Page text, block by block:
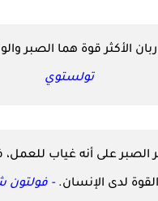
الأكثر قوة هما الصبر
تولستوي
الصبر على أنه غياب
القوة لدى الإنسان.- فولتون